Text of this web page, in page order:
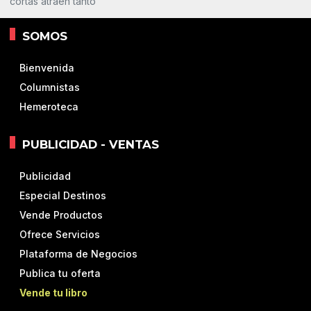
SOMOS
Bienvenida
Columnistas
Hemeroteca
PUBLICIDAD - VENTAS
Publicidad
Especial Destinos
Vende Productos
Ofrece Servicios
Plataforma de Negocios
Publica tu oferta
Vende tu libro